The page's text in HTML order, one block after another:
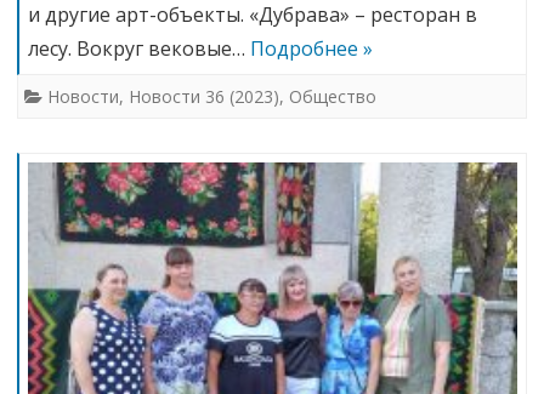
и другие арт-объекты. «Дубрава» – ресторан в
лесу. Вокруг вековые… Подробнее »
Новости, Новости 36 (2023), Общество